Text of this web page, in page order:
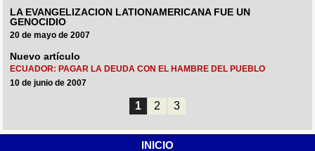
LA EVANGELIZACION LATIONAMERICANA FUE UN
GENOCIDIO
20 de mayo de 2007
Nuevo artículo
ECUADOR: PAGAR LA DEUDA CON EL HAMBRE DEL PUEBLO
10 de junio de 2007
1 2 3
INICIO